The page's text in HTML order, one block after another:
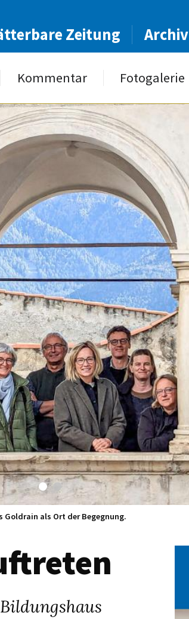
Zeitung Archiv
Kommentar Fotogalerie
Goldrain als Ort der Begegnung.